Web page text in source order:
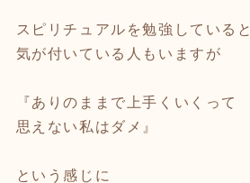
スピリチュアルを勉強していると
気が付いている人もいますが
『ありのままで上手くいくって
思えない私はダメ』
という感じに